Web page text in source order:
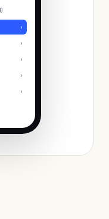
›
›
›
›
›